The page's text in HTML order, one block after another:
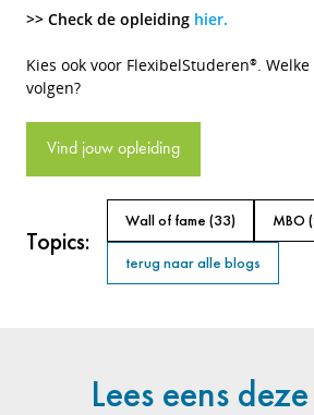
>> Check de opleiding hier.
Kies ook voor FlexibelStuderen®
.
volgen?
Vind jouw opleiding
Topics:
Wall of fame (33) MBO
terug naar alle blogs
Lees eens